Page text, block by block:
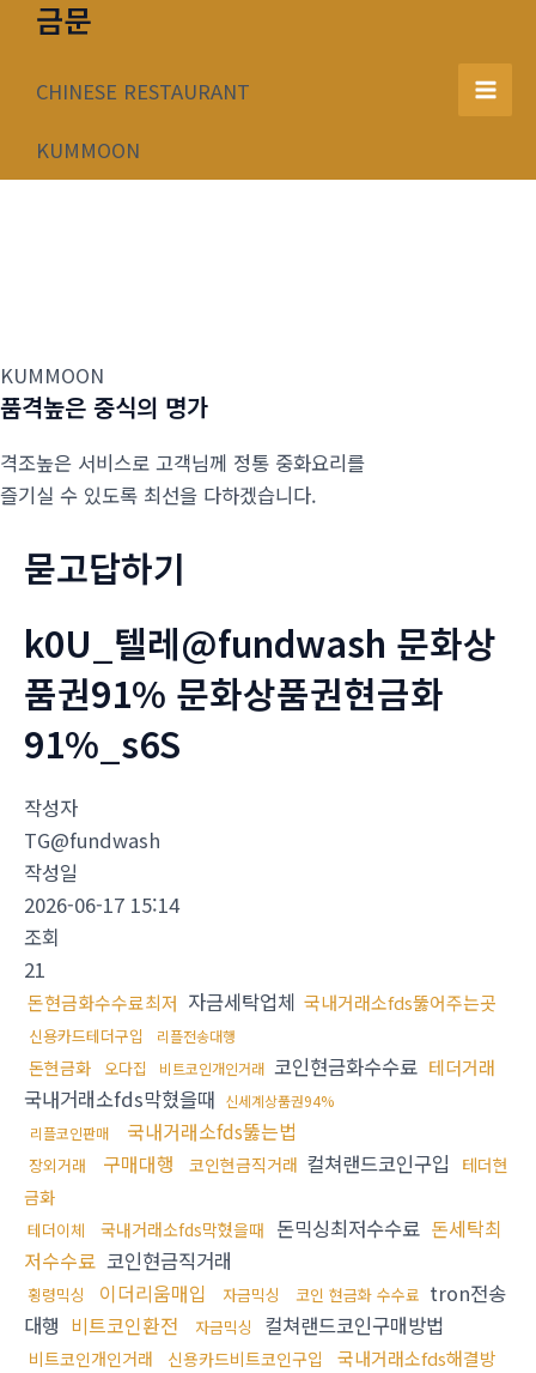
너
금문
CHINESE RESTAURANT
KUMMOON
Main
KUMMOON
품격높은 중식의 명가
격조높은 서비스로 고객님께 정통 중화요리를
즐기실 수 있도록 최선을 다하겠습니다.
묻고답하기
k0U_텔레@fundwash 문화상
품권91% 문화상품권현금화
91%_s6S
작성자
TG@fundwash
작성일
2026-06-17 15:14
조회
21
돈현금화수수료최저 자금세탁업체 국내거래소fds뚫어주는곳
신용카드테더구입 리플전송대행
돈현금화 오다집 비트코인개인거래 코인현금화수수료 테더거래
국내거래소fds막혔을때 신세계상품권94%
리플코인판매
국내거래소fds뚫는법
장외거래 구매대행 코인현금직거래 컬쳐랜드코인구입
테더현
금화
테더이체 국내거래소fds막혔을때 돈믹싱최저수수료 돈세탁최
저수수료 코인현금직거래
횡령믹싱 이더리움매입 자금믹싱 코인 현금화 수수료 tron전송
대행 비트코인환전 자금믹싱 컬쳐랜드코인구매방법
비트코인개인거래 신용카드비트코인구입
국내거래소fds해결방